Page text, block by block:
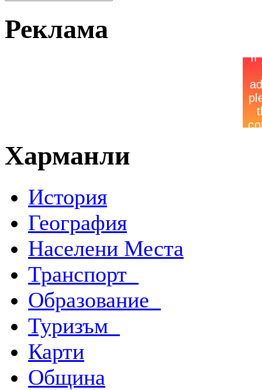
Реклама
Харманли
История
География
Населени Места
Транспорт
Образование
Туризъм
Карти
Община